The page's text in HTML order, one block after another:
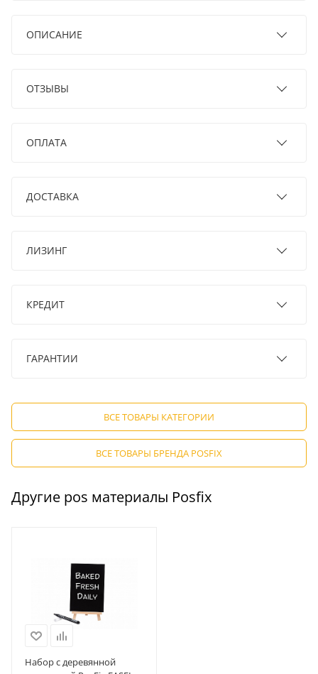
ОПИСАНИЕ
ОТЗЫВЫ
ОПЛАТА
ДОСТАВКА
ЛИЗИНГ
КРЕДИТ
ГАРАНТИИ
ВСЕ ТОВАРЫ КАТЕГОРИИ
ВСЕ ТОВАРЫ БРЕНДА POSFIX
Другие pos материалы Posfix
Набор с деревянной